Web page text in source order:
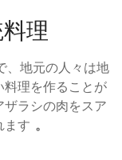
理
、地元の人々は地
料理を作ることが
ラシの肉をスア
ます 。